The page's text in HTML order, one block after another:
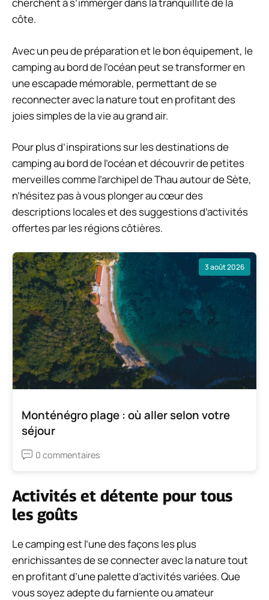
côte.
Avec un peu de préparation et le bon équipement, le
camping au bord de l’océan peut se transformer en
une escapade mémorable, permettant de se
reconnecter avec la nature tout en profitant des
joies simples de la vie au grand air.
Pour plus d’inspirations sur les destinations de
camping au bord de l’océan et découvrir de petites
merveilles comme l’archipel de Thau autour de Sète,
n’hésitez pas à vous plonger au cœur des
descriptions locales et des suggestions d’activités
offertes par les régions côtières.
3 août 2026
Monténégro plage : où aller selon votre
séjour
0 commentaires
Activités et détente pour tous
les goûts
Le camping est l’une des façons les plus
enrichissantes de se connecter avec la nature tout
en profitant d’une palette d’activités variées. Que
vous soyez adepte du farniente ou amateur